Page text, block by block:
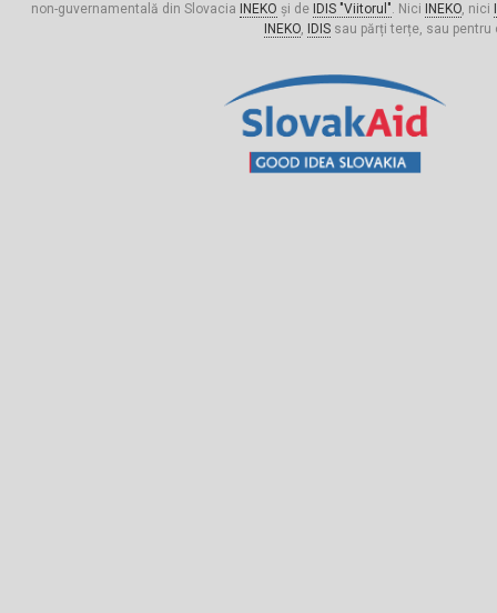
non-guvernamentală din Slovacia
INEKO și de IDIS "Viitorul". Nici INEKO, nici
INEKO, IDISsau părți terțe, sau pentru